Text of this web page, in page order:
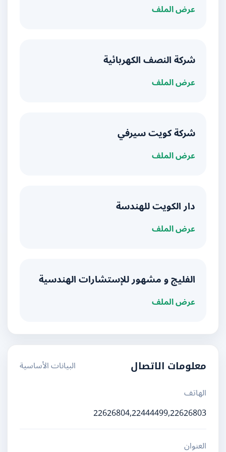
عرض الملف
شركة النصف الكهربائية
عرض الملف
شركة كويت سيرفي
عرض الملف
دار الكويت للهندسة
عرض الملف
الفليج و مشهور للإستشارات الهندسية
عرض الملف
معلومات الاتصال
البيانات الأساسية
الهاتف
22626804,22444499,22626803
العنوان